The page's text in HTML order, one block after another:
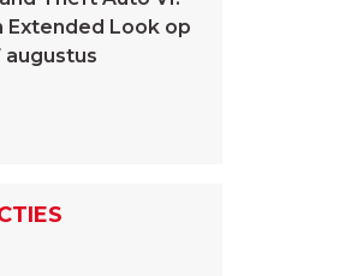
Extended Look op
augustus